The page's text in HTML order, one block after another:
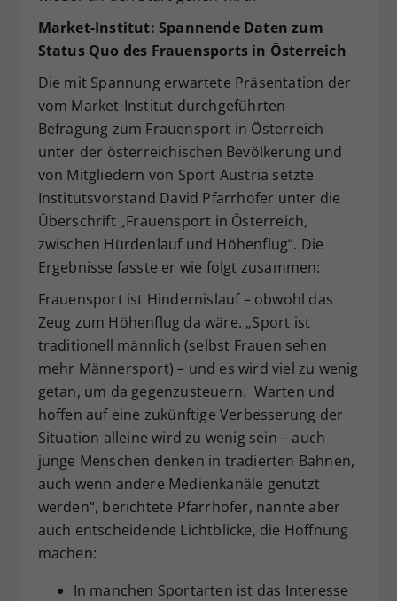
Market-Institut: Spannende Daten zum
Status Quo des Frauensports in Österreich
Die mit Spannung erwartete Präsentation der
vom Market-Institut durchgeführten
Befragung zum Frauensport in Österreich
unter der österreichischen Bevölkerung und
von Mitgliedern von Sport Austria setzte
Institutsvorstand David Pfarrhofer unter die
Überschrift „Frauensport in Österreich,
zwischen Hürdenlauf und Höhenflug“. Die
Ergebnisse fasste er wie folgt zusammen:
Frauensport ist Hindernislauf – obwohl das
Zeug zum Höhenflug da wäre. „Sport ist
traditionell männlich (selbst Frauen sehen
mehr Männersport) – und es wird viel zu wenig
getan, um da gegenzusteuern. Warten und
hoffen auf eine zukünftige Verbesserung der
Situation alleine wird zu wenig sein – auch
junge Menschen denken in tradierten Bahnen,
auch wenn andere Medienkanäle genutzt
werden“, berichtete Pfarrhofer, nannte aber
auch entscheidende Lichtblicke, die Hoffnung
machen:
In manchen Sportarten ist das Interesse